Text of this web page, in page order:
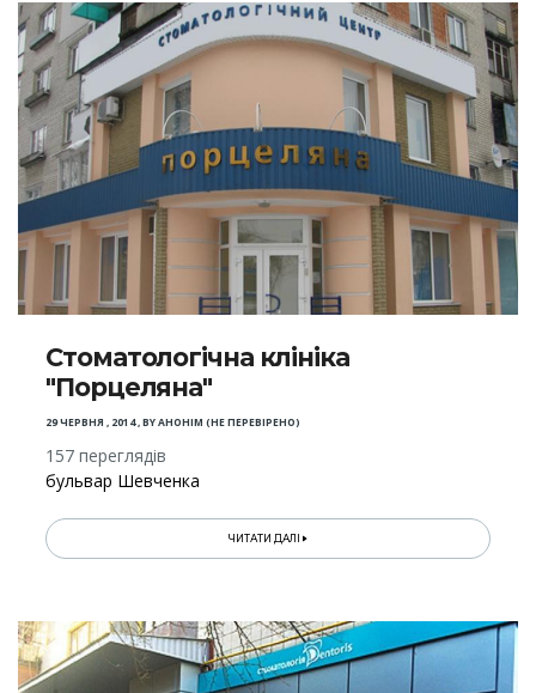
Стоматологічна клініка
"Порцеляна"
29 ЧЕРВНЯ , 2014,BYАНОНІМ (НЕ ПЕРЕВІРЕНО)
157 переглядів
бульвар Шевченка
ЧИТАТИ ДАЛІ